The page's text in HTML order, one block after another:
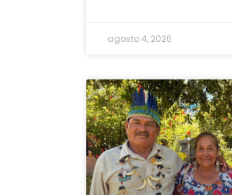
agosto 4, 2026